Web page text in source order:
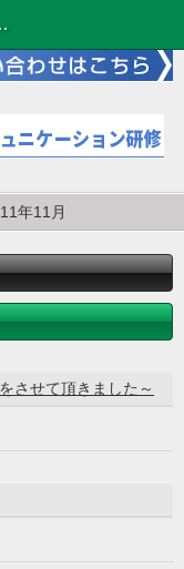
史のブログ
年11月
させて頂きました～